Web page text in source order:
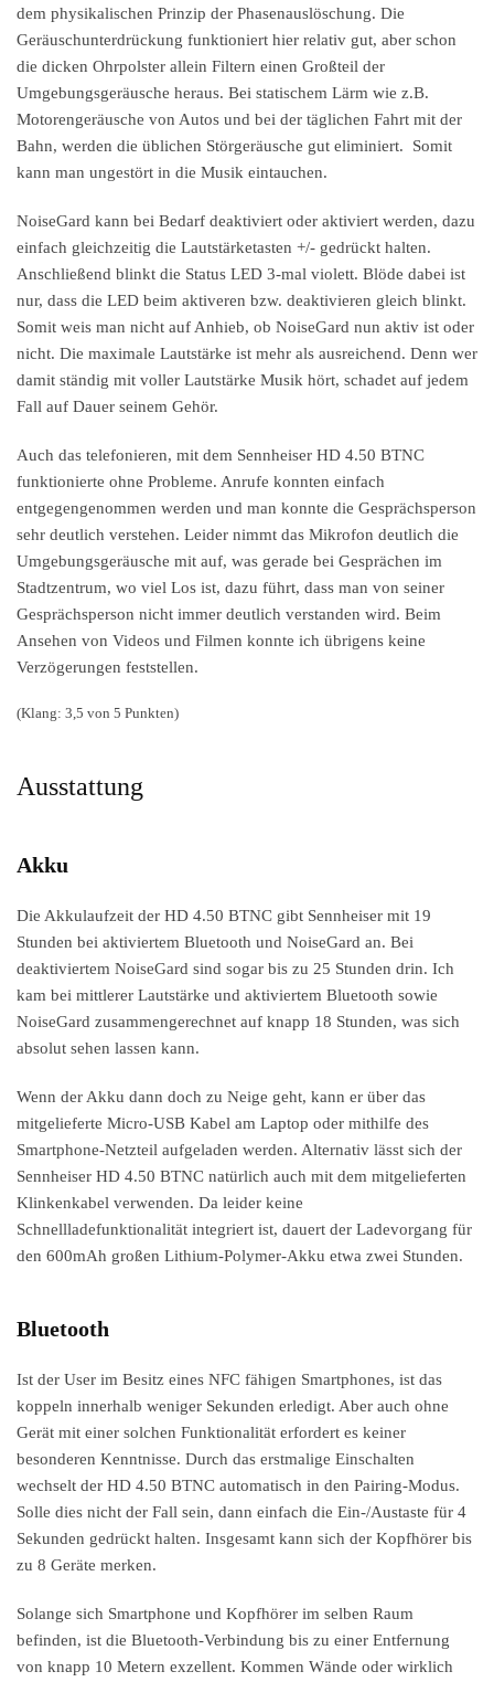
dem physikalischen Prinzip der Phasenauslöschung. Die
Geräuschunterdrückung funktioniert hier relativ gut, aber schon
die dicken Ohrpolster allein Filtern einen Großteil der
Umgebungsgeräusche heraus. Bei statischem Lärm wie z.B.
Motorengeräusche von Autos und bei der täglichen Fahrt mit der
Bahn, werden die üblichen Störgeräusche gut eliminiert. Somit
kann man ungestört in die Musik eintauchen.
NoiseGard kann bei Bedarf deaktiviert oder aktiviert werden, dazu
einfach gleichzeitig die Lautstärketasten +/- gedrückt halten.
Anschließend blinkt die Status LED 3-mal violett. Blöde dabei ist
nur, dass die LED beim aktiveren bzw. deaktivieren gleich blinkt.
Somit weis man nicht auf Anhieb, ob NoiseGard nun aktiv ist oder
nicht. Die maximale Lautstärke ist mehr als ausreichend. Denn wer
damit ständig mit voller Lautstärke Musik hört, schadet auf jedem
Fall auf Dauer seinem Gehör.
Auch das telefonieren, mit dem Sennheiser HD 4.50 BTNC
funktionierte ohne Probleme. Anrufe konnten einfach
entgegengenommen werden und man konnte die Gesprächsperson
sehr deutlich verstehen. Leider nimmt das Mikrofon deutlich die
Umgebungsgeräusche mit auf, was gerade bei Gesprächen im
Stadtzentrum, wo viel Los ist, dazu führt, dass man von seiner
Gesprächsperson nicht immer deutlich verstanden wird. Beim
Ansehen von Videos und Filmen konnte ich übrigens keine
Verzögerungen feststellen.
(Klang: 3,5 von 5 Punkten)
Ausstattung
Akku
Die Akkulaufzeit der HD 4.50 BTNC gibt Sennheiser mit 19
Stunden bei aktiviertem Bluetooth und NoiseGard an. Bei
deaktiviertem NoiseGard sind sogar bis zu 25 Stunden drin. Ich
kam bei mittlerer Lautstärke und aktiviertem Bluetooth sowie
NoiseGard zusammengerechnet auf knapp 18 Stunden, was sich
absolut sehen lassen kann.
Wenn der Akku dann doch zu Neige geht, kann er über das
mitgelieferte Micro-USB Kabel am Laptop oder mithilfe des
Smartphone-Netzteil aufgeladen werden. Alternativ lässt sich der
Sennheiser HD 4.50 BTNC natürlich auch mit dem mitgelieferten
Klinkenkabel verwenden. Da leider keine
Schnellladefunktionalität integriert ist, dauert der Ladevorgang für
den 600mAh großen Lithium-Polymer-Akku etwa zwei Stunden.
Bluetooth
Ist der User im Besitz eines NFC fähigen Smartphones, ist das
koppeln innerhalb weniger Sekunden erledigt. Aber auch ohne
Gerät mit einer solchen Funktionalität erfordert es keiner
besonderen Kenntnisse. Durch das erstmalige Einschalten
wechselt der HD 4.50 BTNC automatisch in den Pairing-Modus.
Solle dies nicht der Fall sein, dann einfach die Ein-/Austaste für 4
Sekunden gedrückt halten. Insgesamt kann sich der Kopfhörer bis
zu 8 Geräte merken.
Solange sich Smartphone und Kopfhörer im selben Raum
befinden, ist die Bluetooth-Verbindung bis zu einer Entfernung
von knapp 10 Metern exzellent. Kommen Wände oder wirklich